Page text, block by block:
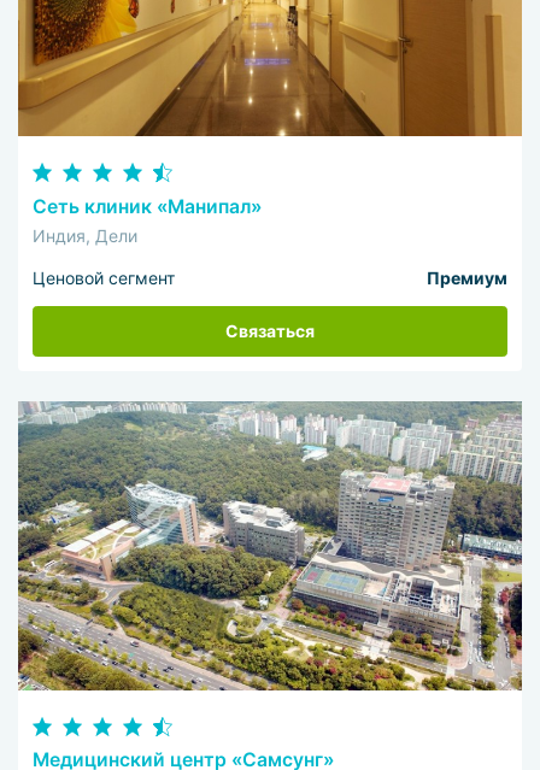
Сеть клиник «Манипал»
Индия, Дели
Ценовой сегмент Премиум
Связаться
Медицинский центр «Самсунг»